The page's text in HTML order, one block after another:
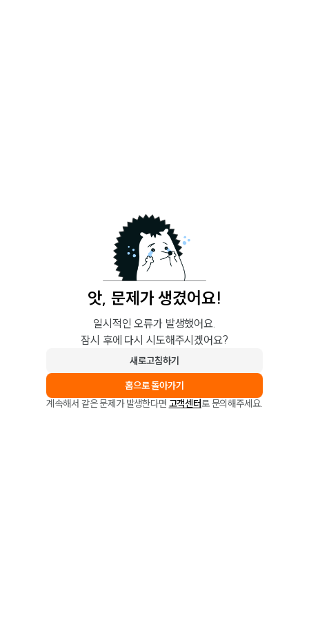
앗, 문제가 생겼어요!
일시적인 오류가 발생했어요.
잠시 후에 다시 시도해주시겠어요?
새로고침하기
홈으로 돌아가기
계속해서 같은 문제가 발생한다면 고객센터로 문의해주세요.